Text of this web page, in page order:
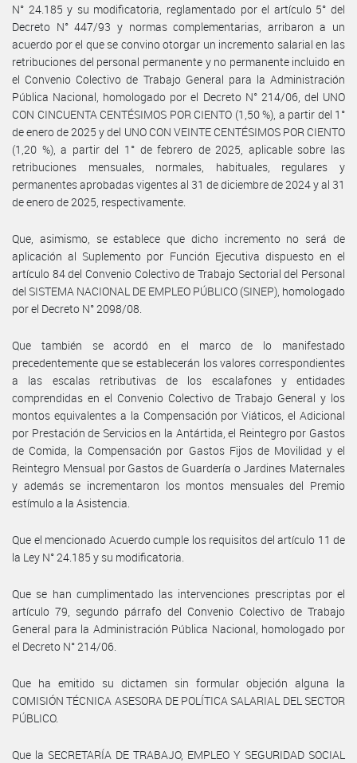
N° 24.185 y su modificatoria, reglamentado por el artículo 5° del
Decreto N° 447/93 y normas complementarias, arribaron a un
acuerdo por el que se convino otorgar un incremento salarial en las
retribuciones del personal permanente y no permanente incluido en
el Convenio Colectivo de Trabajo General para la Administración
Pública Nacional, homologado por el Decreto N° 214/06, del UNO
CON CINCUENTA CENTÉSIMOS POR CIENTO (1,50 %), a partir del 1°
de enero de 2025 y del UNO CON VEINTE CENTÉSIMOS POR CIENTO
(1,20 %), a partir del 1° de febrero de 2025, aplicable sobre las
retribuciones mensuales, normales, habituales, regulares y
permanentes aprobadas vigentes al 31 de diciembre de 2024 y al 31
de enero de 2025, respectivamente.
Que, asimismo, se establece que dicho incremento no será de
aplicación al Suplemento por Función Ejecutiva dispuesto en el
artículo 84 del Convenio Colectivo de Trabajo Sectorial del Personal
del SISTEMA NACIONAL DE EMPLEO PÚBLICO (SINEP), homologado
por el Decreto N° 2098/08.
Que también se acordó en el marco de lo manifestado
precedentemente que se establecerán los valores correspondientes
a las escalas retributivas de los escalafones y entidades
comprendidas en el Convenio Colectivo de Trabajo General y los
montos equivalentes a la Compensación por Viáticos, el Adicional
por Prestación de Servicios en la Antártida, el Reintegro por Gastos
de Comida, la Compensación por Gastos Fijos de Movilidad y el
Reintegro Mensual por Gastos de Guardería o Jardines Maternales
y además se incrementaron los montos mensuales del Premio
estímulo a la Asistencia.
Que el mencionado Acuerdo cumple los requisitos del artículo 11 de
la Ley N° 24.185 y su modificatoria.
Que se han cumplimentado las intervenciones prescriptas por el
artículo 79, segundo párrafo del Convenio Colectivo de Trabajo
General para la Administración Pública Nacional, homologado por
el Decreto N° 214/06.
Que ha emitido su dictamen sin formular objeción alguna la
COMISIÓN TÉCNICA ASESORA DE POLÍTICA SALARIAL DEL SECTOR
PÚBLICO.
Que la SECRETARÍA DE TRABAJO, EMPLEO Y SEGURIDAD SOCIAL